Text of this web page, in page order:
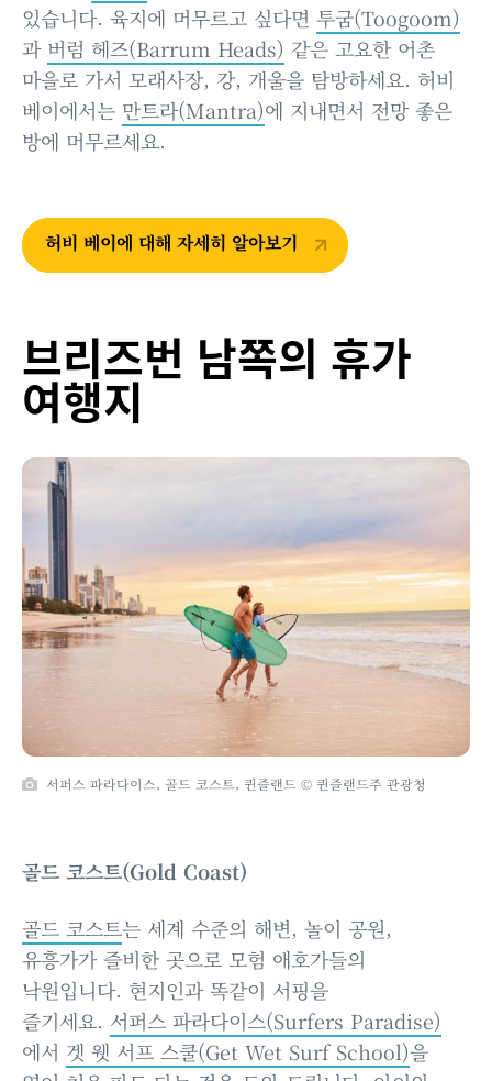
있습니다. 육지에 머무르고 싶다면 투굼(Toogoom)
과 버럼 헤즈(Barrum Heads) 같은 고요한 어촌
마을로 가서 모래사장, 강, 개울을 탐방하세요. 허비
베이에서는 만트라(Mantra)에 지내면서 전망 좋은
방에 머무르세요.
허비 베이에 대해 자세히 알아보기
브리즈번 남쪽의 휴가
여행지
서퍼스 파라다이스, 골드 코스트, 퀸즐랜드 © 퀸즐랜드주 관광청
골드 코스트(Gold Coast)
골드 코스트는 세계 수준의 해변, 놀이 공원,
유흥가가 즐비한 곳으로 모험 애호가들의
낙원입니다. 현지인과 똑같이 서핑을
즐기세요. 서퍼스 파라다이스(Surfers Paradise)
에서 겟 웻 서프 스쿨(Get Wet Surf School)을